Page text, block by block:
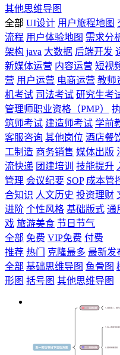
其他思维导图
全部 UI设计 用户旅程地图
流程 用户体验地图 需求分
架构 java 大数据 后端开发
新媒体运营 内容运营 短视
营 用户运营 电商运营 教师
机考试 司法考试 研究生考
管理师职业资格（PMP）
筑师考试 建造师考试 学前
客服咨询 其他岗位 酒店餐
工制造 商务销售 媒体出版
流快递 团建培训 技能提升
管理 会议纪要 SOP 成本管
合知识 人文历史 投资理财
进阶 个性风格 基础版式 通
戏 旅游美食 节日节气
全部 免费 VIP免费 付费
推荐 热门 克隆最多 最新发
全部 基础思维导图 鱼骨图
形图 括号图 其他思维导图